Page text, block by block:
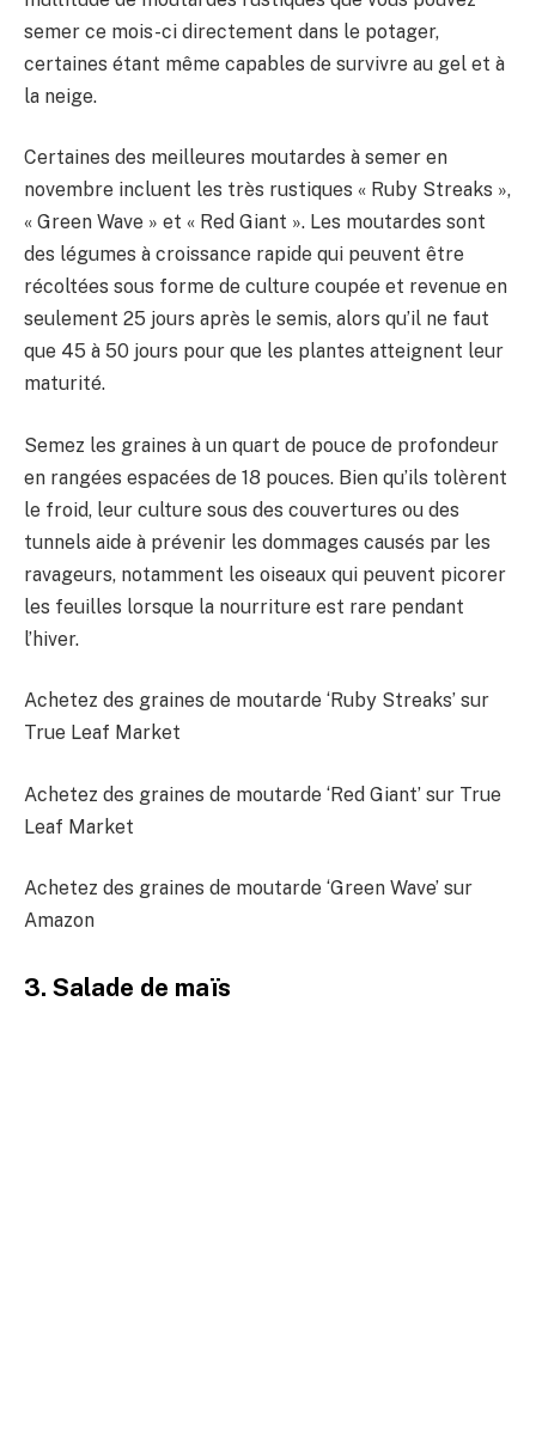
semer ce mois-ci directement dans le potager,
certaines étant même capables de survivre au gel et à
la neige.
Certaines des meilleures moutardes à semer en
novembre incluent les très rustiques « Ruby Streaks »,
« Green Wave » et « Red Giant ». Les moutardes sont
des légumes à croissance rapide qui peuvent être
récoltées sous forme de culture coupée et revenue en
seulement 25 jours après le semis, alors qu’il ne faut
que 45 à 50 jours pour que les plantes atteignent leur
maturité.
Semez les graines à un quart de pouce de profondeur
en rangées espacées de 18 pouces. Bien qu’ils tolèrent
le froid, leur culture sous des couvertures ou des
tunnels aide à prévenir les dommages causés par les
ravageurs, notamment les oiseaux qui peuvent picorer
les feuilles lorsque la nourriture est rare pendant
l’hiver.
Achetez des graines de moutarde ‘Ruby Streaks’ sur
True Leaf Market
Achetez des graines de moutarde ‘Red Giant’ sur True
Leaf Market
Achetez des graines de moutarde ‘Green Wave’ sur
Amazon
3. Salade de maïs